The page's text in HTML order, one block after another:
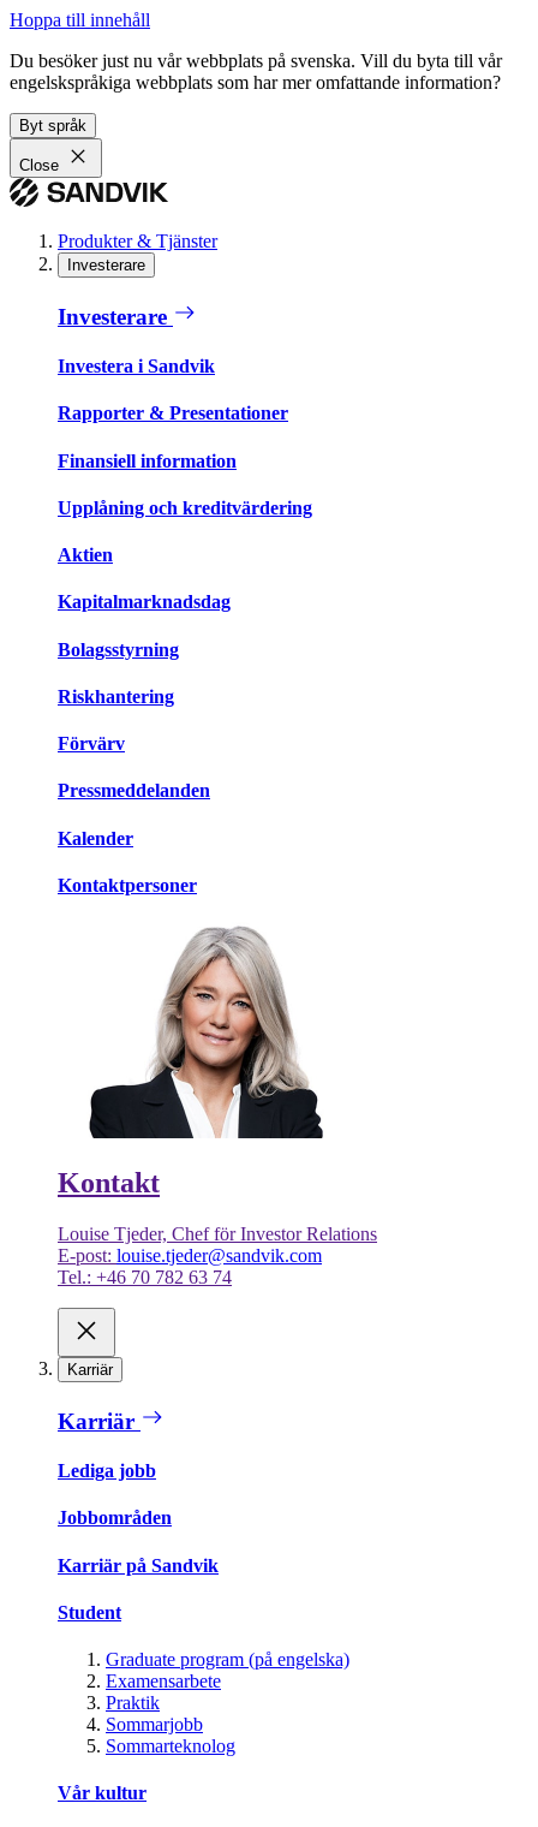
Hoppa till innehåll
Du besöker just nu vår webbplats på svenska. Vill du byta till vår
engelskspråkiga webbplats som har mer omfattande information?
Byt språk
Close
Produkter & Tjänster
Investerare
Investerare
Investera i Sandvik
Rapporter & Presentationer
Finansiell information
Upplåning och kreditvärdering
Aktien
Kapitalmarknadsdag
Bolagsstyrning
Riskhantering
Förvärv
Pressmeddelanden
Kalender
Kontaktpersoner
Kontakt
Louise Tjeder, Chef för Investor Relations
E-post: louise.tjeder@sandvik.com
Tel.: +46 70 782 63 74
Karriär
Karriär
Lediga jobb
Jobbområden
Karriär på Sandvik
Student
Graduate program (på engelska)
Examensarbete
Praktik
Sommarjobb
Sommarteknolog
Vår kultur